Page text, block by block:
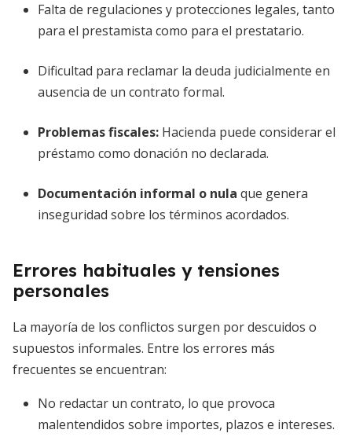
Falta de regulaciones y protecciones legales, tanto
para el prestamista como para el prestatario.
Dificultad para reclamar la deuda judicialmente en
ausencia de un contrato formal.
Problemas fiscales: Hacienda puede considerar el
préstamo como donación no declarada.
Documentación informal o nula que genera
inseguridad sobre los términos acordados.
Errores habituales y tensiones
personales
La mayoría de los conflictos surgen por descuidos o
supuestos informales. Entre los errores más
frecuentes se encuentran:
No redactar un contrato, lo que provoca
malentendidos sobre importes, plazos e intereses.